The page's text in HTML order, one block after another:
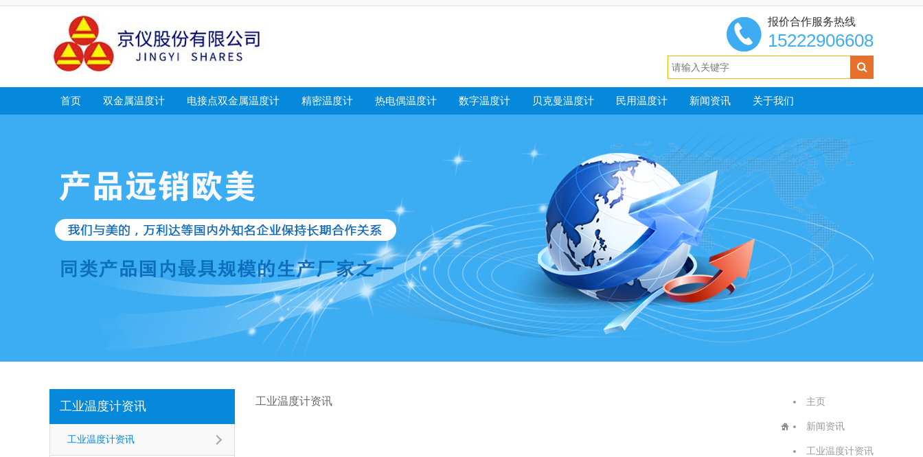
报价合作服务热线
15222906608
首页 双金属温度计 电接点双金属温度计 精密温度计 热电偶温度计 数字温度计 贝克曼温度计 民用温度计 新闻资讯 关于我们
工业温度计资讯
工业温度计资讯
工业温度计资讯 主页
新闻资讯
工业温度计资讯